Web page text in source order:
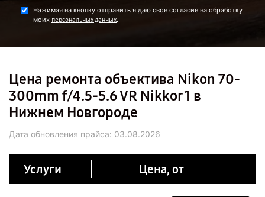
Нажимая на кнопку отправить я даю свое согласие на обработку
моих персональных данных.
Цена ремонта объектива Nikon 70-
300mm f/4.5-5.6 VR Nikkor 1 в
Нижнем Новгороде
Дата обновления прайса: 03.08.2026
Услуги Цена, от